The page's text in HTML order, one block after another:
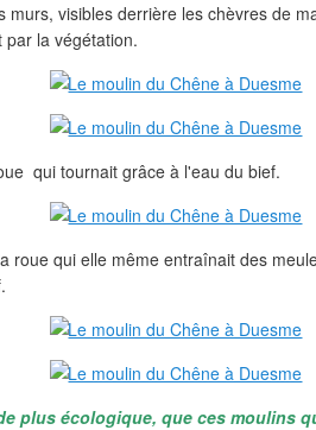
murs, visibles derrière les chèvres de
la végétation.
qui tournait grâce à l'eau du bief.
roue qui elle même entraînait des
plus écologique, que ces moulins